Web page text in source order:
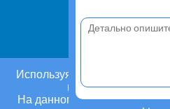
Используя этот сайт, Вы
использование
На данном этапе Вы можете
Политика